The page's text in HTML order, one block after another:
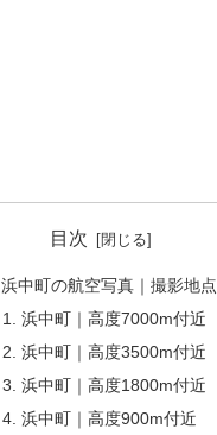
目次
浜中町の航空写真｜撮影地点
浜中町｜高度7000m付近
浜中町｜高度3500m付近
浜中町｜高度1800m付近
浜中町｜高度900m付近